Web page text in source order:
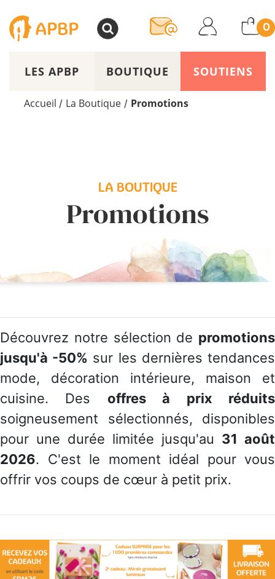
0
LES APBP BOUTIQUE SOUTIENS
Accueil / La Boutique / Promotions
LA BOUTIQUE
Promotions
Découvrez notre sélection de promotions
jusqu'à -50% sur les dernières tendances
mode, décoration intérieure, maison et
cuisine. Des offres à prix réduits
soigneusement sélectionnés, disponibles
pour une durée limitée jusqu'au 31 août
2026. C'est le moment idéal pour vous
offrir vos coups de cœur à petit prix.